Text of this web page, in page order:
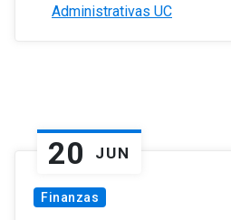
Administrativas UC
20 JUN
Finanzas